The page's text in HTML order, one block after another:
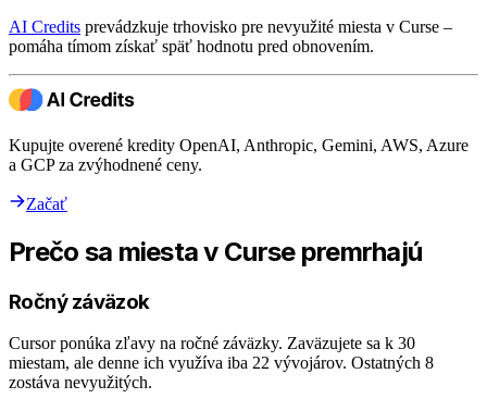
AI Credits prevádzkuje trhovisko pre nevyužité miesta v Curse –
pomáha tímom získať späť hodnotu pred obnovením.
Kupujte overené kredity OpenAI, Anthropic, Gemini, AWS, Azure
a GCP za zvýhodnené ceny.
Začať
Prečo sa miesta v Curse premrhajú
Ročný záväzok
Cursor ponúka zľavy na ročné záväzky. Zaväzujete sa k 30
miestam, ale denne ich využíva iba 22 vývojárov. Ostatných 8
zostáva nevyužitých.